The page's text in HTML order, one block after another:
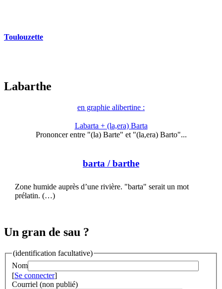
Toulouzette
Labarthe
en graphie alibertine :
Labarta + (la,era) Barta
Prononcer entre "(la) Barte" et "(la,era) Barto"...
barta / barthe
Zone humide auprès d’une rivière. "barta" serait un mot
prélatin. (…)
Un gran de sau ?
(identification facultative)
Nom
[Se connecter]
Courriel (non publié)